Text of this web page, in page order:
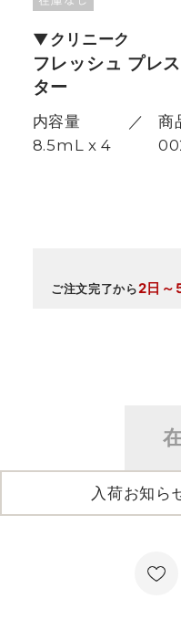
クリニーク
フレッシュ プレ
ター
内容量
8.5mL x 4
商
ご注文完了から2日～
入荷お知ら